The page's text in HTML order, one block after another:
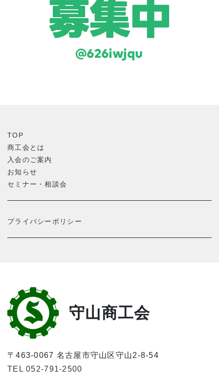
TOP
商工会とは
入会のご案内
お知らせ
セミナー・相談会
プライバシーポリシー
守山商工会
〒463-0067 名古屋市守山区守山2-8-54
TEL 052-791-2500